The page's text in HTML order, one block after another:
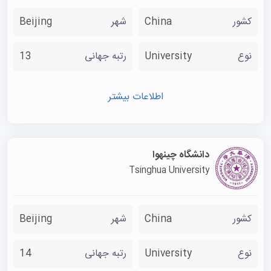
کشور China شهر Beijing
نوع University رتبه جهانی 13
اطلاعات بیشتر
دانشگاه چینهوا
Tsinghua University
کشور China شهر Beijing
نوع University رتبه جهانی 14